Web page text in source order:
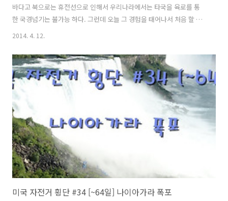
바다고 북으로는 휴전선으로 인해서 우리나라에서는 타국을 육로를 통
한 국경넘기는 불가능 하다. 그런데 오늘 그 경험을 태어나서 처음 할 수
하다. 자전거를 타고 국경을 넘어간다는 생각에 기분 좋게 일어났다. 어
제는 비가 왔는데 새파란 하늘을 보니 내 마음도 밝게 개이는 듯 하다. 다
른 나라를 방문한다는게 설레이기도 하지만 입국 심사때 혹시나 질문에
잘못 답변하지는 않을지 버벅거리거나 떨지는 않을지등 긴장하게 된다.
있는 그대로 잘 대처하면 크게 문제 되지는 않을 것 같다. "떠나기 전..
2014. 4. 12.
미국 자전거 횡단 #34 [~64일] 나이아가라 폭포